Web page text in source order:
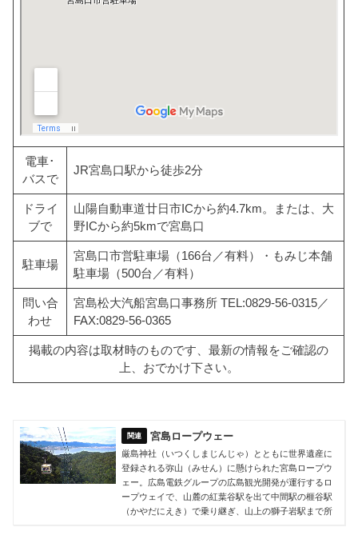
電車･
バスで
JR宮島口駅から徒歩2分
ドライ
ブで
山陽自動車道廿日市ICから約4.7km。または、大
野ICから約5kmで宮島口
駐車場
宮島口市営駐車場（166台／有料）・もみじ本舗
駐車場（500台／有料）
問い合
わせ
宮島松大汽船宮島口事務所 TEL:0829-56-0315／
FAX:0829-56-0365
掲載の内容は取材時のものです、最新の情報をご確認の
上、おでかけ下さい。
宮島ロープウェー
厳島神社（いつくしまじんじゃ）とともに世界遺産に
登録される弥山（みせん）に懸けられた宮島ロープウ
ェー。広島電鉄グループの広島観光開発が運行するロ
ープウェイで、山麓の紅葉谷駅を出て中間駅の榧谷駅
（かやだにえき）で乗り継ぎ、山上の獅子岩駅まで所